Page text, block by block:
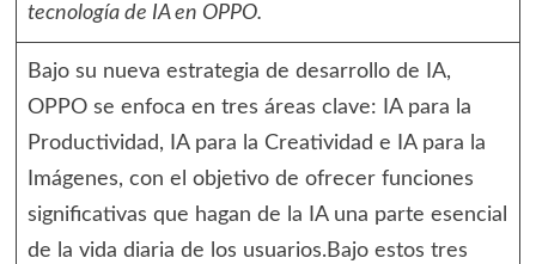
tecnología de IA en OPPO.
Bajo su nueva estrategia de desarrollo de IA,
OPPO se enfoca en tres áreas clave: IA para la
Productividad, IA para la Creatividad e IA para la
Imágenes, con el objetivo de ofrecer funciones
significativas que hagan de la IA una parte esencial
de la vida diaria de los usuarios.Bajo estos tres